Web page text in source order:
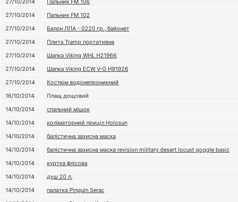
27/10/2014
Пальник FM 102
27/10/2014
Балон ЛПА - 0220 гр., байонет
27/10/2014
Плита Tramp портативна
27/10/2014
Шапка Viking WHL H21966
27/10/2014
Шапка Viking ECW V-G H91926
27/10/2014
Костюм водонепроникний
16/10/2014
Плащ дощовий
14/10/2014
спальний мішок
14/10/2014
коліматорний приціл Holosun
14/10/2014
балістична захисна маска
14/10/2014
балістична захисна маска revision military desert locust goggle basic
14/10/2014
куртка флісова
14/10/2014
душ 20 л.
14/10/2014
палатка Pinguin Serac